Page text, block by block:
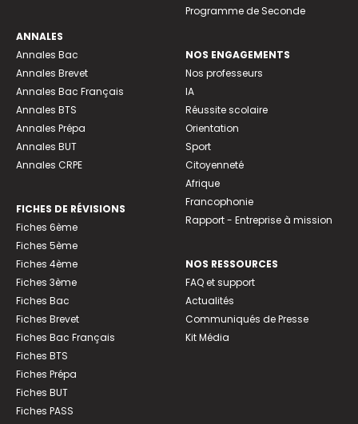
ANNALES
Annales Bac
Annales Brevet
Annales Bac Français
Annales BTS
Annales Prépa
Annales BUT
Annales CRPE
FICHES DE RÉVISIONS
Fiches 6ème
Fiches 5ème
Fiches 4ème
Fiches 3ème
Fiches Bac
Fiches Brevet
Fiches Bac Français
Fiches BTS
Fiches Prépa
Fiches BUT
Fiches PASS
Programme de Seconde
NOS ENGAGEMENTS
Nos professeurs
IA
Réussite scolaire
Orientation
Sport
Citoyenneté
Afrique
Francophonie
Rapport - Entreprise à mission
NOS RESSOURCES
FAQ et support
Actualités
Communiqués de Presse
Kit Média